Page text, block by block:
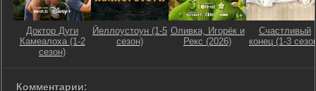
Доктор Дуги
Камеалоха (1-2
сезон)
Йеллоустоун (1-5
сезон)
Оливка, Игорёк и
Рекс (2026)
Счастливый
конец (1-3
Комментарии: